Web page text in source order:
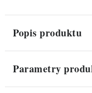
Popis produktu
Parametry